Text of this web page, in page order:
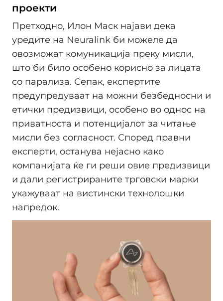
проекти
Претходно, Илон Маск најави дека
уредите на Neuralink би можеле да
овозможат комуникација преку мисли,
што би било особено корисно за лицата
со парализа. Сепак, експертите
предупредуваат на можни безбедносни и
етички предизвици, особено во однос на
приватноста и потенцијалот за читање
мисли без согласност. Според правни
експерти, останува нејасно како
компанијата ќе ги реши овие предизвици
и дали регистрираните трговски марки
укажуваат на вистински технолошки
напредок.